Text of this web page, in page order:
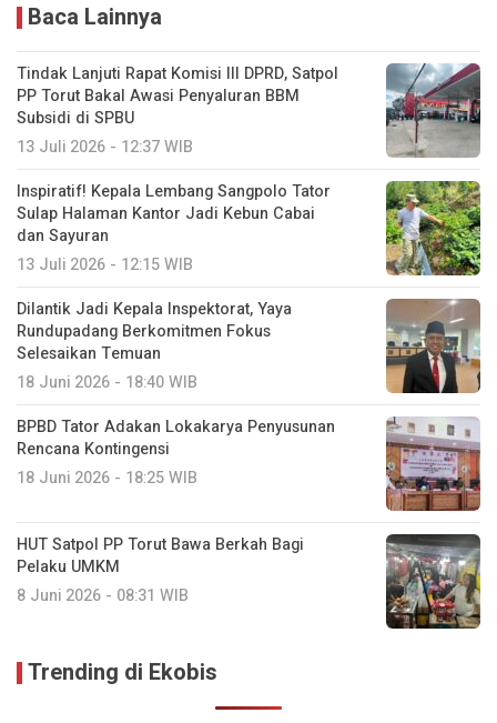
Baca Lainnya
Tindak Lanjuti Rapat Komisi III DPRD, Satpol
PP Torut Bakal Awasi Penyaluran BBM
Subsidi di SPBU
13 Juli 2026 - 12:37 WIB
Inspiratif! Kepala Lembang Sangpolo Tator
Sulap Halaman Kantor Jadi Kebun Cabai
dan Sayuran
13 Juli 2026 - 12:15 WIB
Dilantik Jadi Kepala Inspektorat, Yaya
Rundupadang Berkomitmen Fokus
Selesaikan Temuan
18 Juni 2026 - 18:40 WIB
BPBD Tator Adakan Lokakarya Penyusunan
Rencana Kontingensi
18 Juni 2026 - 18:25 WIB
HUT Satpol PP Torut Bawa Berkah Bagi
Pelaku UMKM
8 Juni 2026 - 08:31 WIB
Trending di Ekobis